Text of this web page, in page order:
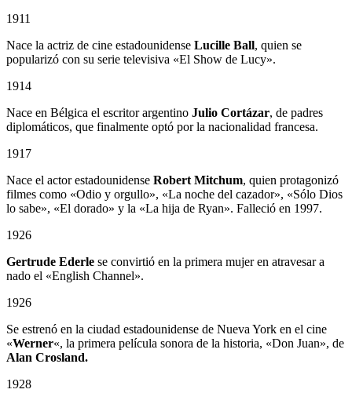
1911
Nace la actriz de cine estadounidense Lucille Ball, quien se
popularizó con su serie televisiva «El Show de Lucy».
1914
Nace en Bélgica el escritor argentino Julio Cortázar, de padres
diplomáticos, que finalmente optó por la nacionalidad francesa.
1917
Nace el actor estadounidense Robert Mitchum, quien protagonizó
filmes como «Odio y orgullo», «La noche del cazador», «Sólo Dios
lo sabe», «El dorado» y la «La hija de Ryan». Falleció en 1997.
1926
Gertrude Ederle se convirtió en la primera mujer en atravesar a
nado el «English Channel».
1926
Se estrenó en la ciudad estadounidense de Nueva York en el cine
«Werner«, la primera película sonora de la historia, «Don Juan», de
Alan Crosland.
1928